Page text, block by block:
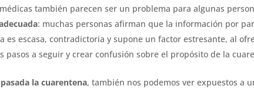
también parecen ser un problema para algunas
: muchas personas afirman que la información por
es escasa, contradictoria y supone un factor estresante, al
pasos a seguir y crear confusión sobre el propósito de la
pasada la cuarentena, también nos podemos ver expuestos a